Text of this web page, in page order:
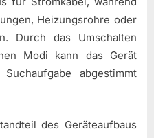
Heizungsrohre oder
Durch das Umschalten
Modi kann das Gerät
abgestimmt
des Geräteaufbaus